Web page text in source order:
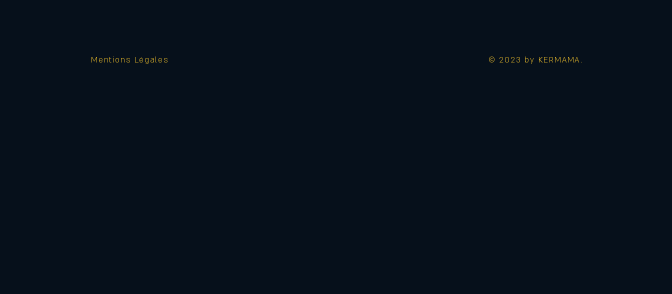
Mentions Légales © 2023 by KERMAMA.